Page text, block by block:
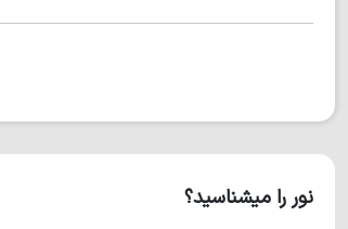
نور را میشناسید؟